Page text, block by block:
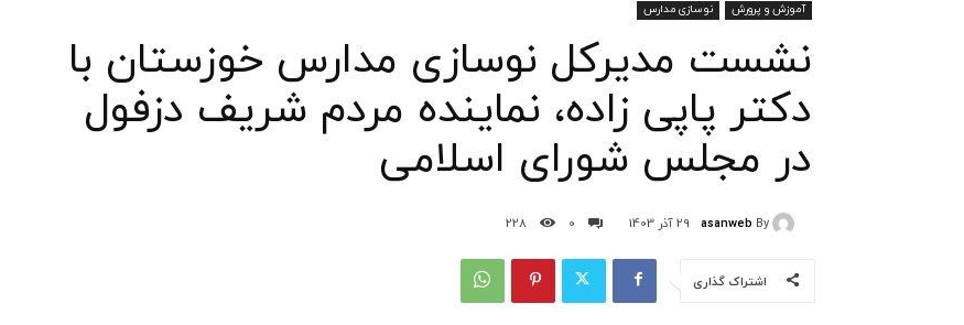
آموزش و پرورش نوسازی مدارس
نشست مدیرکل نوسازی مدارس خوزستان با
دکتر پاپی زاده، نماینده مردم شریف دزفول
در مجلس شورای اسلامی
By
asanweb 29 آذر 1403 0
228
اشتراک گذاری